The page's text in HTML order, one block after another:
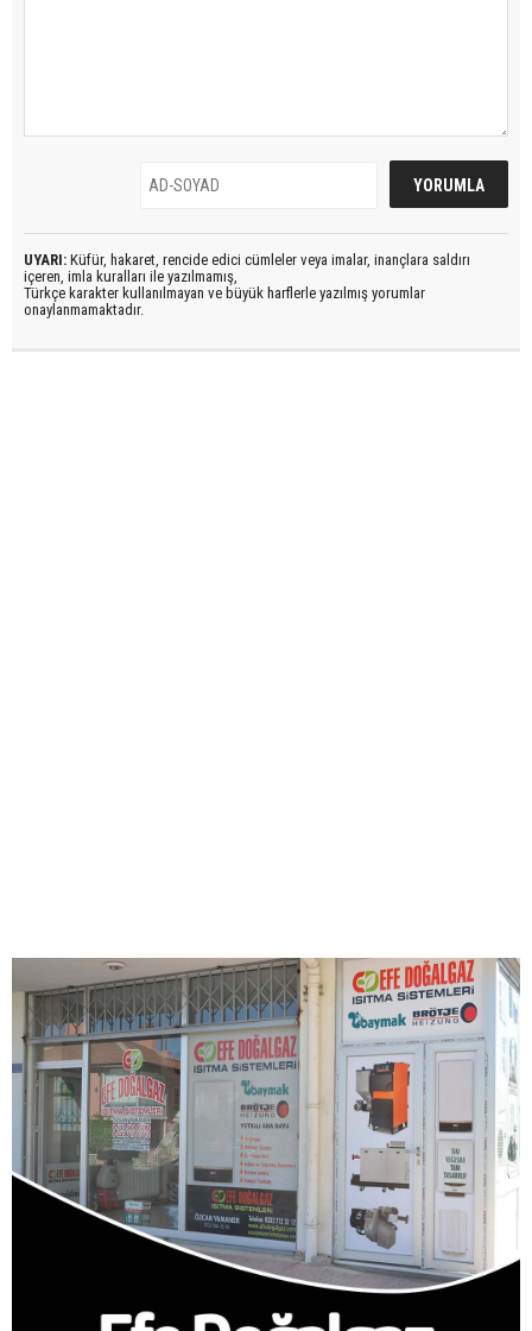
UYARI: Küfür, hakaret, rencide edici cümleler veya imalar, inançlara saldırı
içeren, imla kuralları ile yazılmamış,
Türkçe karakter kullanılmayan ve büyük harflerle yazılmış yorumlar
onaylanmamaktadır.